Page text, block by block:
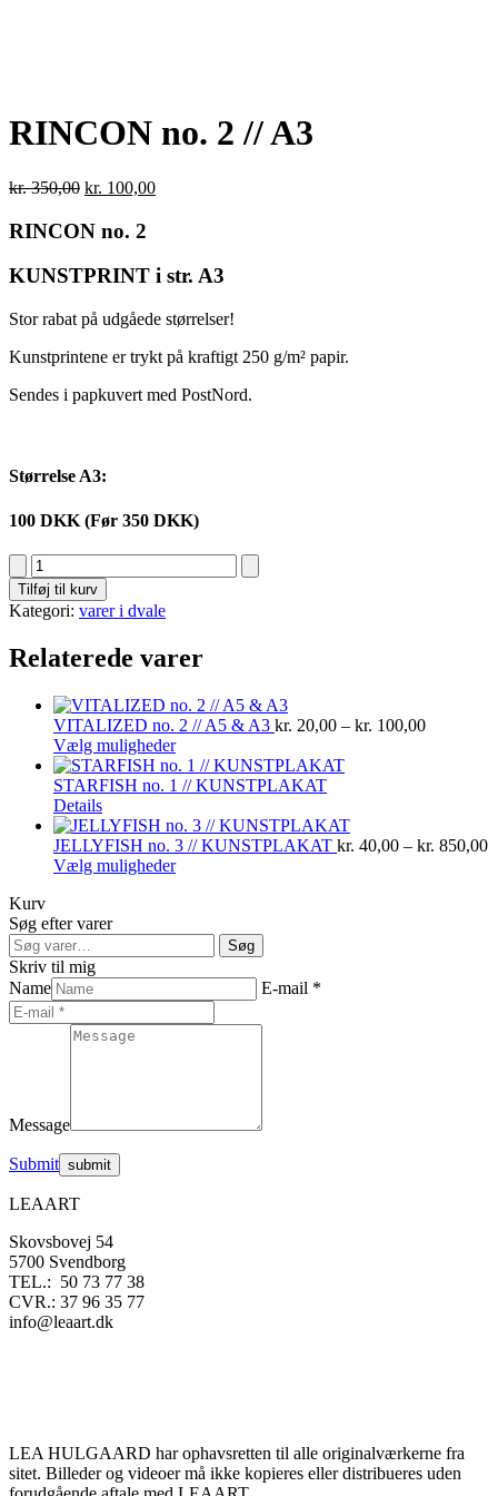
RINCON no. 2 // A3
kr.350,00 Den
pris
kr. 350,00.
kr. 100,00Den
kr. 100,00.
RINCON no. 2
KUNSTPRINT i str. A3
Stor rabat på udgåede størrelser!
Kunstprintene er trykt på kraftigt 250 g/m² papir.
Sendes i papkuvert med PostNord.
Størrelse A3:
100 DKK (Før 350 DKK)
RINCON
no.
2
//
antal
Tilføj til kurv
Kategori: varer i dvale
Relaterede varer
VITALIZED no. 2 // A5 & A3 kr. 20,00 – kr. 100,00
Vælg mulighederDette
vare
har
varianter.
Mulighederne
kan
STARFISH no. 1 // KUNSTPLAKAT
DetailsDette
vare
har
flere
kan
varesiden
JELLYFISH no. 3 // KUNSTPLAKAT kr. 40,00 – kr. 850,00
Vælg mulighederDette
varianter.
kan
vælges
på
Kurv
Søg efter varer
Søg
efter:
Søg
Skriv til mig
Name
E-mail *
Message
Submit
LEAART
Skovsbovej 54
5700 Svendborg
TEL.: 50 73 77 38
CVR.: 37 96 35 77
info@leaart.dk
LEA HULGAARD har ophavsretten til alle originalværkerne fra
sitet. Billeder og videoer må ikke kopieres eller distribueres uden